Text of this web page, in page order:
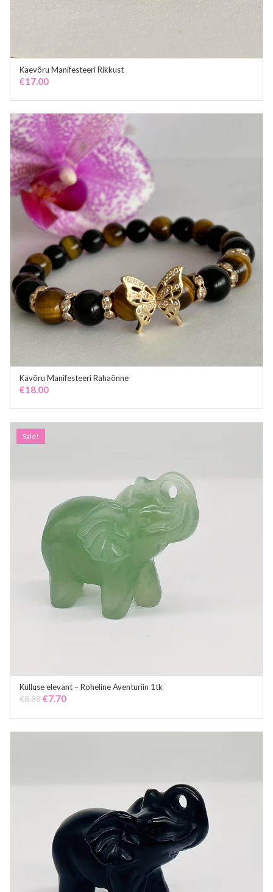
ADD TO CART
Käevõru Manifesteeri Rikkust
€17.00
ADD TO CART
Kävõru Manifesteeri Rahaõnne
€18.00
Sale!
ADD TO CART
Külluse elevant – Roheline Aventuriin 1tk
€8.88Original
€7.70Current